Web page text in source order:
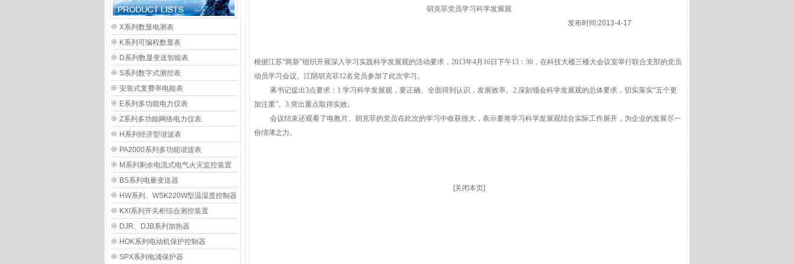
X系列数显电测表
K系列可编程数显表
D系列数显变送智能表
S系列数字式测控表
安装式复费率电能表
E系列多功能电力仪表
Z系列多功能网络电力仪表
H系列经济型谐波表
PA2000系列多功能谐波表
M系列剩余电流式电气火灾监控装置
BS系列电量变送器
HW系列、WSK220W型温湿度控制器
KXI系列开关柜综合测控装置
DJR、DJB系列加热器
HOK系列电动机保护控制器
SPX系列电涌保护器
胡克菲党员学习科学发展观
发布时间:2013-4-17
根据江苏“两新”组织开展深入学习实践科学发展观的活动要求，2013年4月16日下午13：30，在科技大楼三楼大会议室举行联合支部的党员
动员学习会议。江阴胡克菲12名党员参加了此次学习。
蒋书记提出3点要求：1.学习科学发展观，要正确、全面得到认识，发展效率。2.深刻领会科学发展观的总体要求，切实落实“五个更
加注重”。3.突出重点取得实效。
会议结束还观看了电教片。胡克菲的党员在此次的学习中收获很大，表示要将学习科学发展观结合实际工作展开，为企业的发展尽一
份绵薄之力。
[关闭本页]